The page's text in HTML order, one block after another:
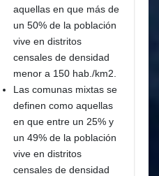
aquellas en que más de
un 50% de la población
vive en distritos
censales de densidad
menor a 150 hab./km2.
⁠Las comunas mixtas se
definen como aquellas
en que entre un 25% y
un 49% de la población
vive en distritos
censales de densidad